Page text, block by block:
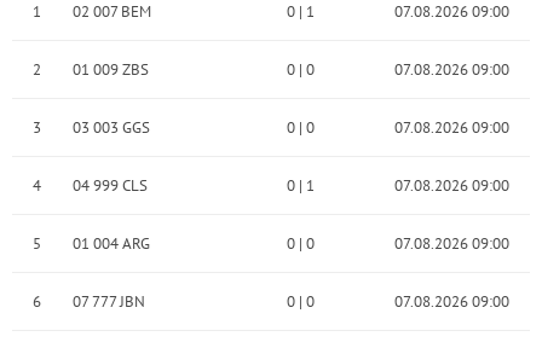
1 02 007 BEM 0| 1 07.08.2026 09:00
2 01 009 ZBS 0| 0 07.08.2026 09:00
3 03 003 GGS 0| 0 07.08.2026 09:00
4 04 999 CLS 0| 1 07.08.2026 09:00
5 01 004 ARG 0| 0 07.08.2026 09:00
6 07 777 JBN 0| 0 07.08.2026 09:00